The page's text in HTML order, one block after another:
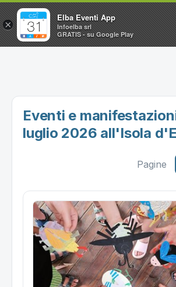
Home
Utilità
Eventi e
luglio 2026 all'Isola
Pagine
×
Elba Eventi App
Infoelba srl
GRATIS - su Google Play